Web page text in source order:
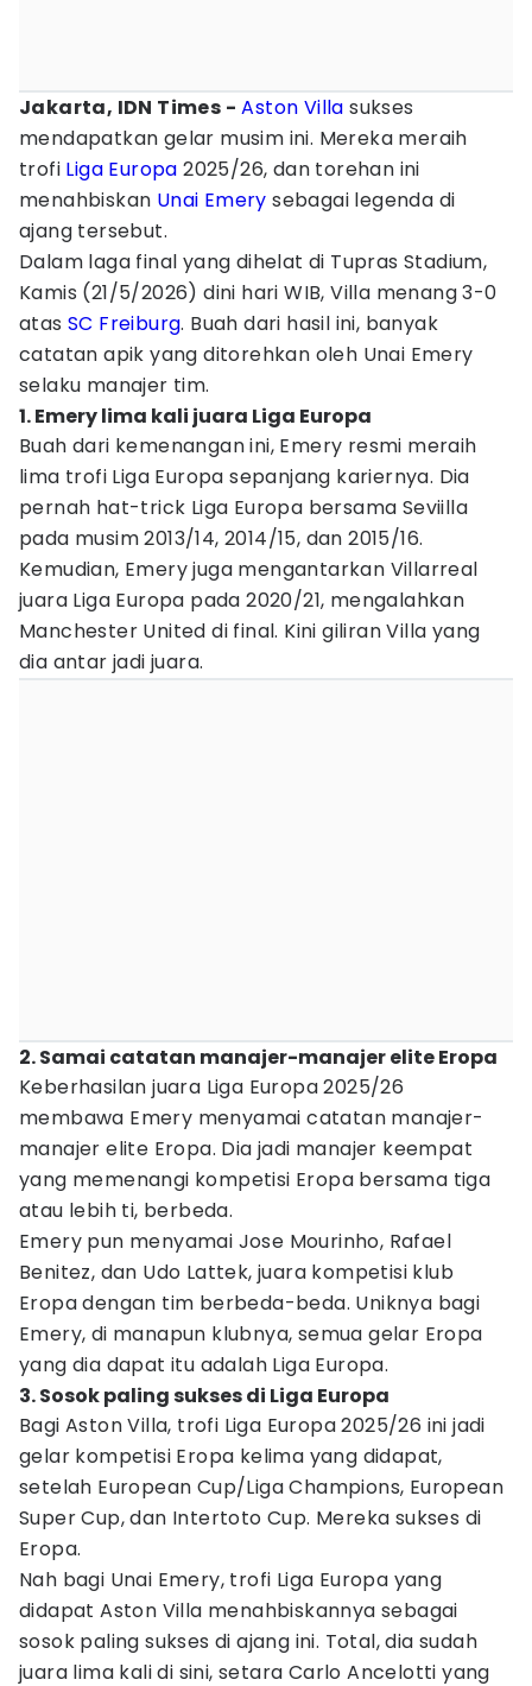
Jakarta, IDN Times - Aston Villa sukses
mendapatkan gelar musim ini. Mereka meraih
trofi Liga Europa 2025/26, dan torehan ini
menahbiskan Unai Emery sebagai legenda di
ajang tersebut.
Dalam laga final yang dihelat di Tupras Stadium,
Kamis (21/5/2026) dini hari WIB, Villa menang 3-0
atas SC Freiburg. Buah dari hasil ini, banyak
catatan apik yang ditorehkan oleh Unai Emery
selaku manajer tim.
1. Emery lima kali juara Liga Europa
Buah dari kemenangan ini, Emery resmi meraih
lima trofi Liga Europa sepanjang kariernya. Dia
pernah hat-trick Liga Europa bersama Seviilla
pada musim 2013/14, 2014/15, dan 2015/16.
Kemudian, Emery juga mengantarkan Villarreal
juara Liga Europa pada 2020/21, mengalahkan
Manchester United di final. Kini giliran Villa yang
dia antar jadi juara.
2. Samai catatan manajer-manajer elite Eropa
Keberhasilan juara Liga Europa 2025/26
membawa Emery menyamai catatan manajer-
manajer elite Eropa. Dia jadi manajer keempat
yang memenangi kompetisi Eropa bersama tiga
atau lebih ti, berbeda.
Emery pun menyamai Jose Mourinho, Rafael
Benitez, dan Udo Lattek, juara kompetisi klub
Eropa dengan tim berbeda-beda. Uniknya bagi
Emery, di manapun klubnya, semua gelar Eropa
yang dia dapat itu adalah Liga Europa.
3. Sosok paling sukses di Liga Europa
Bagi Aston Villa, trofi Liga Europa 2025/26 ini jadi
gelar kompetisi Eropa kelima yang didapat,
setelah European Cup/Liga Champions, European
Super Cup, dan Intertoto Cup. Mereka sukses di
Eropa.
Nah bagi Unai Emery, trofi Liga Europa yang
didapat Aston Villa menahbiskannya sebagai
sosok paling sukses di ajang ini. Total, dia sudah
juara lima kali di sini, setara Carlo Ancelotti yang